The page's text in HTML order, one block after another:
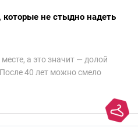
не стыдно надеть
а это значит — долой
40 лет можно смело
их в стильный,
изучили образы женщин
о 4 якобы молодежных